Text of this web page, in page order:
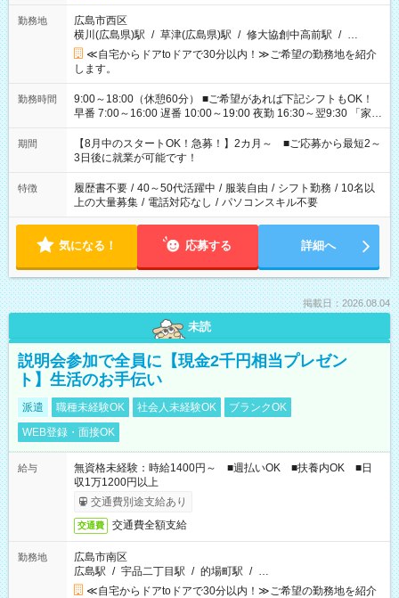
勤務地
広島市西区
横川(広島県)駅 / 草津(広島県)駅 / 修大協創中高前駅 / …
≪自宅からドアtoドアで30分以内！≫ご希望の勤務地を紹介
します。
勤務時間
9:00～18:00（休憩60分） ■ご希望があれば下記シフトもOK！
早番 7:00～16:00 遅番 10:00～19:00 夜勤 16:30～翌9:30 「家族
と休みを合わせたい」 「余裕を持って夕飯の準備がしたい」
「できれば残業はしたくない」 など、ご希望を教えてください
ね。 ※Wワーク希望の方へ 今ご覧のお仕事で希望する勤務時間
と、もう1つのお仕事の勤務時間。 合計で週40時間を超える場
合は応募できません。
期間
【8月中のスタートOK！急募！】2カ月～ ■ご応募から最短2～
3日後に就業が可能です！
特徴 履歴書不要 / 40～50代活躍中 / 服装自由 / シフト勤務 / 10名以
上の大量募集 / 電話対応なし / パソコンスキル不要
気になる！ 応募する 詳細へ
掲載日：2026.08.04
未読
説明会参加で全員に【現金2千円相当プレゼン
ト】生活のお手伝い
派遣 職種未経験OK 社会人未経験OK
ブランクOK
WEB登録・面接OK
給与
無資格未経験：時給1400円～ ■週払いOK ■扶養内OK ■日
収1万1200円以上
交通費別途支給あり
交通費 交通費全額支給
勤務地
広島市南区
広島駅 / 宇品二丁目駅 / 的場町駅 / …
≪自宅からドアtoドアで30分以内！≫ご希望の勤務地を紹介